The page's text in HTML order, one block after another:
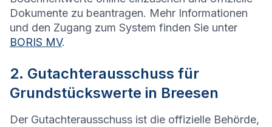
Dokumente zu beantragen. Mehr Informationen
und den Zugang zum System finden Sie unter
BORIS MV.
2. Gutachterausschuss für
Grundstückswerte in Breesen
Der Gutachterausschuss ist die offizielle Behörde,